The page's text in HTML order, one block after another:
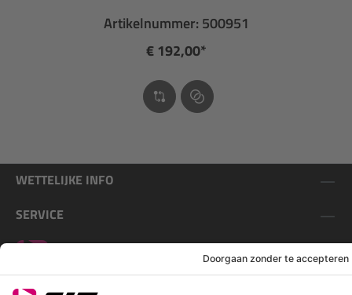
Artikelnummer: 500951
€ 192,00*
WETTELIJKE INFO
SERVICE